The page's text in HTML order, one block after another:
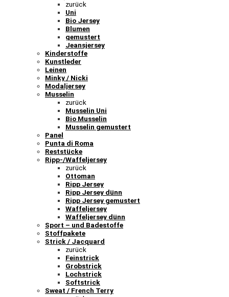
zurück
Uni
Bio Jersey
Blumen
gemustert
Jeansjersey
Kinderstoffe
Kunstleder
Leinen
Minky / Nicki
Modaljersey
Musselin
zurück
Musselin Uni
Bio Musselin
Musselin gemustert
Panel
Punta di Roma
Reststücke
Ripp-/Waffeljersey
zurück
Ottoman
Ripp Jersey
Ripp Jersey dünn
Ripp Jersey gemustert
Waffeljersey
Waffeljersey dünn
Sport – und Badestoffe
Stoffpakete
Strick / Jacquard
zurück
Feinstrick
Grobstrick
Lochstrick
Softstrick
Sweat / French Terry